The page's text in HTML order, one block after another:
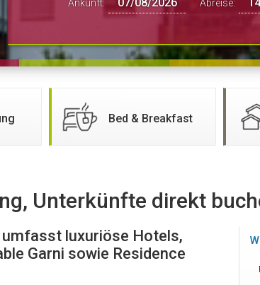
Ankunft: Abreise:
Bed & Breakfast
Unterkünfte direkt
luxuriöse Hotels,
Garni sowie Residence